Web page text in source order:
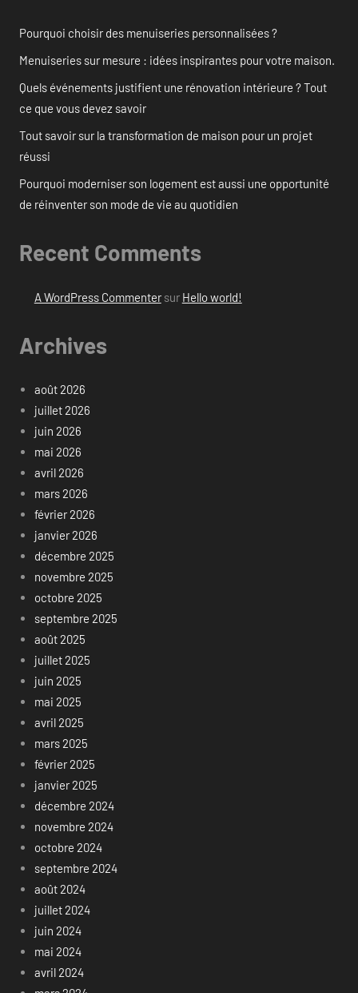
Pourquoi choisir des menuiseries personnalisées ?
Menuiseries sur mesure : idées inspirantes pour votre maison.
Quels événements justifient une rénovation intérieure ? Tout
ce que vous devez savoir
Tout savoir sur la transformation de maison pour un projet
réussi
Pourquoi moderniser son logement est aussi une opportunité
de réinventer son mode de vie au quotidien
Recent Comments
A WordPress Commentersur Hello world!
Archives
août 2026
juillet 2026
juin 2026
mai 2026
avril 2026
mars 2026
février 2026
janvier 2026
décembre 2025
novembre 2025
octobre 2025
septembre 2025
août 2025
juillet 2025
juin 2025
mai 2025
avril 2025
mars 2025
février 2025
janvier 2025
décembre 2024
novembre 2024
octobre 2024
septembre 2024
août 2024
juillet 2024
juin 2024
mai 2024
avril 2024